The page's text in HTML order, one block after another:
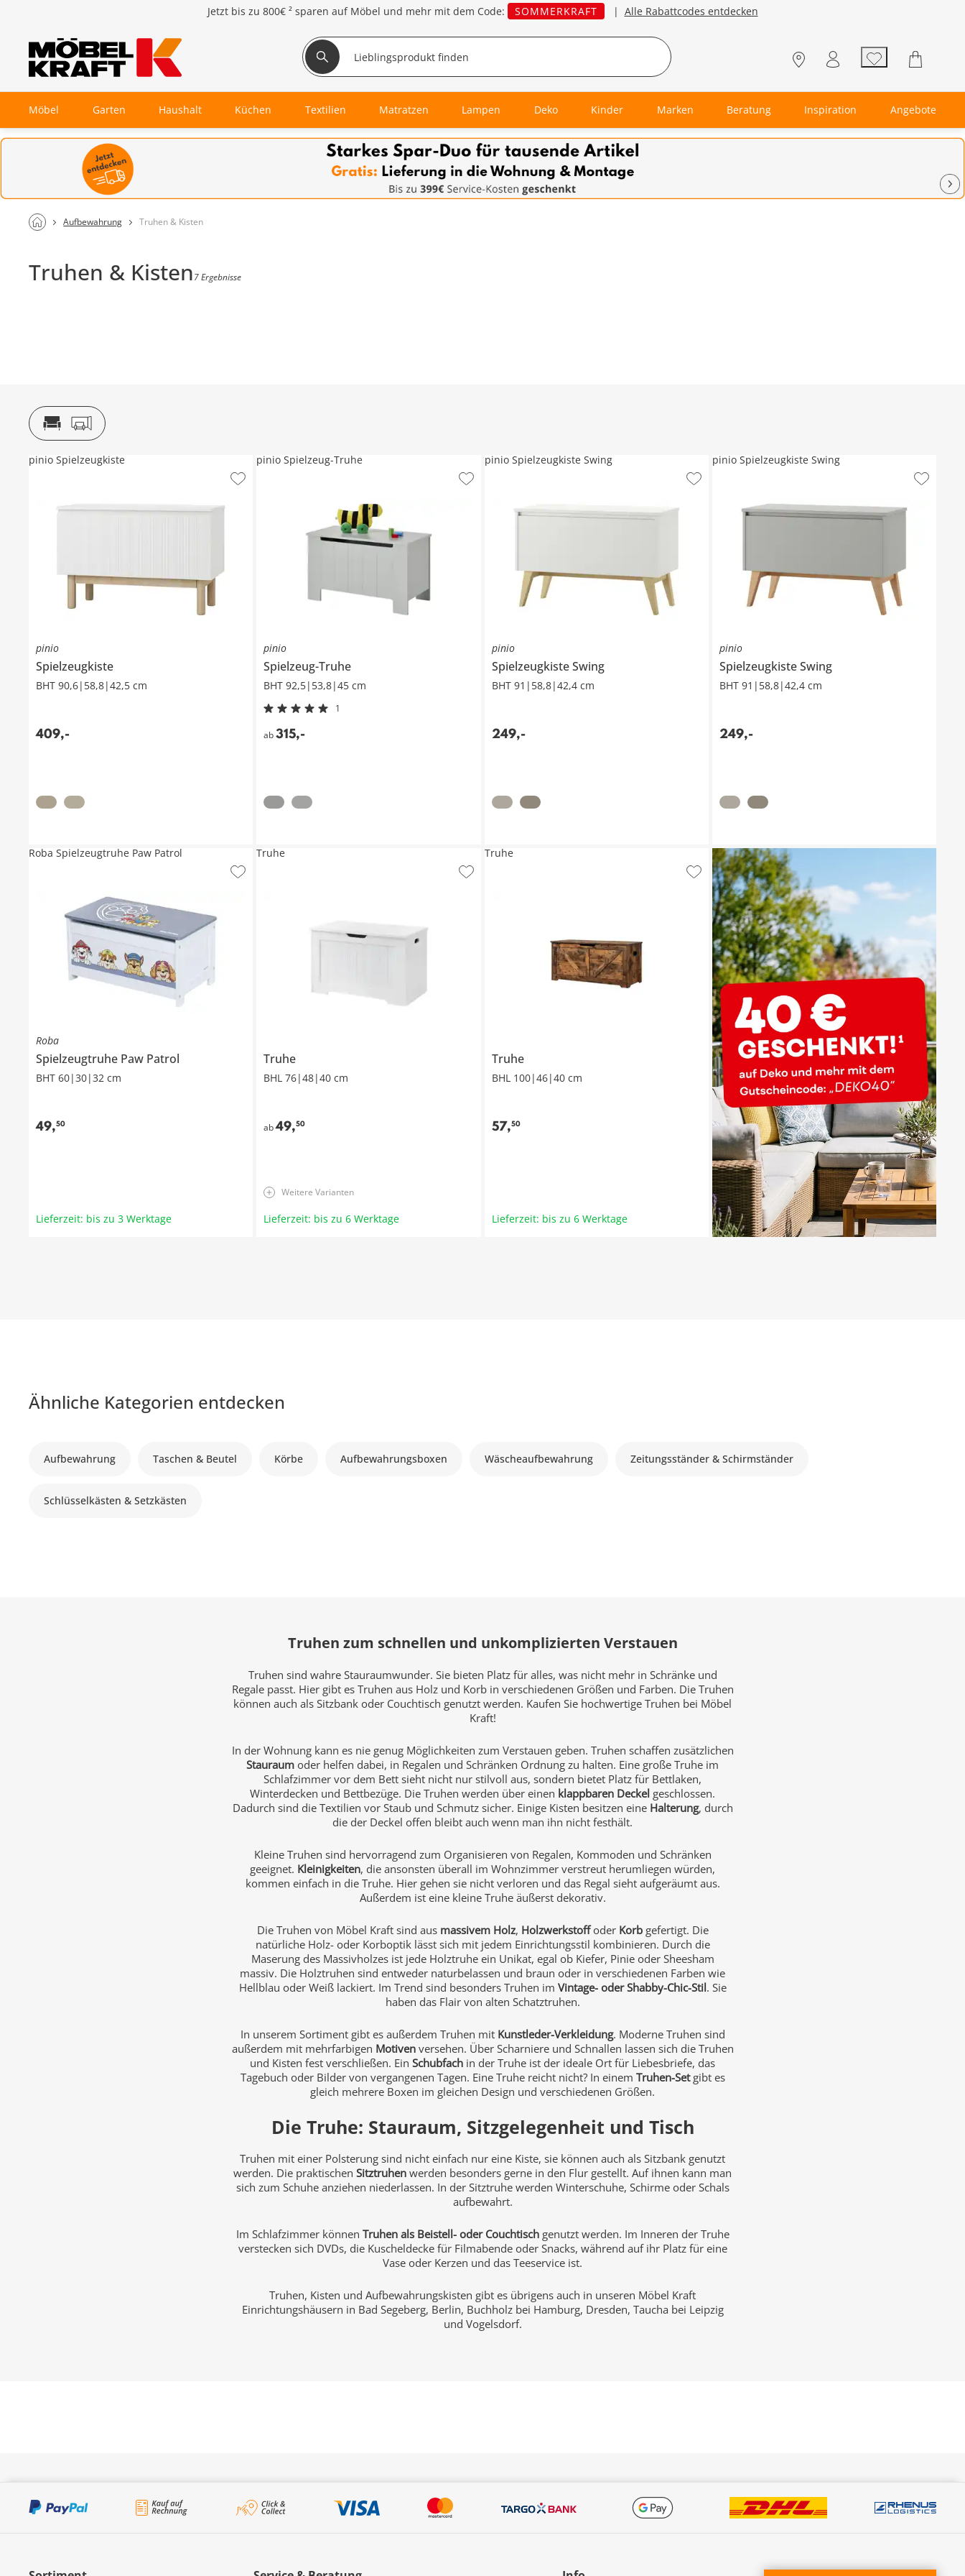
Jetzt bis zu 800€ ² sparen auf Möbel und mehr mit dem Code: SOMMERKRAFT | Alle Rabattcodes entdecken
Möbel Garten Haushalt Küchen Textilien Matratzen Lampen Deko Kinder Marken Beratung Inspiration Angebote
Aufbewahrung Truhen & Kisten
Truhen & Kisten7 Ergebnisse
pinio
Spielzeugkiste
BHT 90,6|58,8|42,5 cm
409,-
pinio Spielzeugkiste
pinio
Spielzeug-Truhe
BHT 92,5|53,8|45 cm
1
ab 315,-
pinio Spielzeug-Truhe
pinio
SpielzeugkisteSwing
BHT 91|58,8|42,4 cm
249,-
pinio Spielzeugkiste Swing
pinio
SpielzeugkisteSwing
BHT 91|58,8|42,4 cm
249,-
pinio Spielzeugkiste Swing
Roba
Spielzeugtruhe Paw Patrol
BHT 60|30|32 cm
49,50
Roba Spielzeugtruhe Paw Patrol
Lieferzeit: bis zu 3 Werktage
Truhe
BHL 76|48|40 cm
ab 49,50
Truhe
Weitere Varianten
Lieferzeit: bis zu 6 Werktage
Truhe
BHL 100|46|40 cm
57,50
Truhe
Lieferzeit: bis zu 6 Werktage
Ähnliche Kategorien entdecken
Aufbewahrung Taschen & Beutel Körbe Aufbewahrungsboxen Wäscheaufbewahrung Zeitungsständer & Schirmständer
Schlüsselkästen & Setzkästen
Truhen zum schnellen und unkomplizierten Verstauen
Truhen sind wahre Stauraumwunder. Sie bieten Platz für alles, was nicht mehr in Schränke und
Regale passt. Hier gibt es Truhen aus Holz und Korb in verschiedenen Größen und Farben. Die Truhen
können auch als Sitzbank oder Couchtisch genutzt werden. Kaufen Sie hochwertige Truhen bei Möbel
Kraft!
In der Wohnung kann es nie genug Möglichkeiten zum Verstauen geben. Truhen schaffen zusätzlichen
Stauraum oder helfen dabei, in Regalen und Schränken Ordnung zu halten. Eine große Truhe im
Schlafzimmer vor dem Bett sieht nicht nur stilvoll aus, sondern bietet Platz für Bettlaken,
Winterdecken und Bettbezüge. Die Truhen werden über einen klappbaren Deckel geschlossen.
Dadurch sind die Textilien vor Staub und Schmutz sicher. Einige Kisten besitzen eine Halterung, durch
die der Deckel offen bleibt auch wenn man ihn nicht festhält.
Kleine Truhen sind hervorragend zum Organisieren von Regalen, Kommoden und Schränken
geeignet. Kleinigkeiten, die ansonsten überall im Wohnzimmer verstreut herumliegen würden,
kommen einfach in die Truhe. Hier gehen sie nicht verloren und das Regal sieht aufgeräumt aus.
Außerdem ist eine kleine Truhe äußerst dekorativ.
Die Truhen von Möbel Kraft sind aus massivem Holz, Holzwerkstoffoder Korbgefertigt. Die
natürliche Holz- oder Korboptik lässt sich mit jedem Einrichtungsstil kombinieren. Durch die
Maserung des Massivholzes ist jede Holztruhe ein Unikat, egal ob Kiefer, Pinie oder Sheesham
massiv. Die Holztruhen sind entweder naturbelassen und braun oder in verschiedenen Farben wie
Hellblau oder Weiß lackiert. Im Trend sind besonders Truhen im Vintage- oder Shabby-Chic-Stil. Sie
haben das Flair von alten Schatztruhen.
In unserem Sortiment gibt es außerdem Truhen mit Kunstleder-Verkleidung. Moderne Truhen sind
außerdem mit mehrfarbigen Motivenversehen. Über Scharniere und Schnallen lassen sich die Truhen
und Kisten fest verschließen. Ein Schubfach in der Truhe ist der ideale Ort für Liebesbriefe, das
Tagebuch oder Bilder von vergangenen Tagen. Eine Truhe reicht nicht? In einem Truhen-Setgibt es
gleich mehrere Boxen im gleichen Design und verschiedenen Größen.
Die Truhe: Stauraum, Sitzgelegenheit und Tisch
Truhen mit einer Polsterung sind nicht einfach nur eine Kiste, sie können auch als Sitzbank genutzt
werden. Die praktischen Sitztruhen werden besonders gerne in den Flur gestellt. Auf ihnen kann man
sich zum Schuhe anziehen niederlassen. In der Sitztruhe werden Winterschuhe, Schirme oder Schals
aufbewahrt.
Im Schlafzimmer können Truhen als Beistell- oder Couchtischgenutzt werden. Im Inneren der Truhe
verstecken sich DVDs, die Kuscheldecke für Filmabende oder Snacks, während auf ihr Platz für eine
Vase oder Kerzen und das Teeservice ist.
Truhen, Kisten und Aufbewahrungskisten gibt es übrigens auch in unseren Möbel Kraft
Einrichtungshäusern in Bad Segeberg, Berlin, Buchholz bei Hamburg, Dresden, Taucha bei Leipzig
und Vogelsdorf.